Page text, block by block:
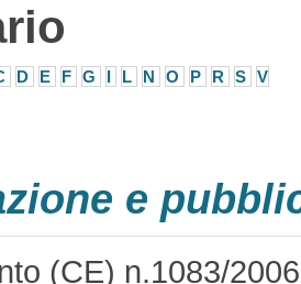
D E F G I L N O P R S V
e
(CE) n.1083/